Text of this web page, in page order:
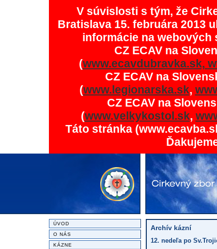
V súvislosti s tým, že
Bratislava 15. februára 2013
informácie na
CZ ECAV na
(www.ecavdubravka.sk,
CZ ECAV na
(www.legionarska.sk,
CZ ECAV na
(www.velkykostol.sk,
Táto stránka
ÚVOD
O NÁS
KÁZNE
Archív kázní
12. nedeľa po